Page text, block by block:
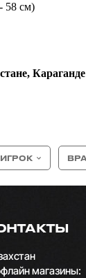
58 см)
Караганде
ИГРОК
магазины: